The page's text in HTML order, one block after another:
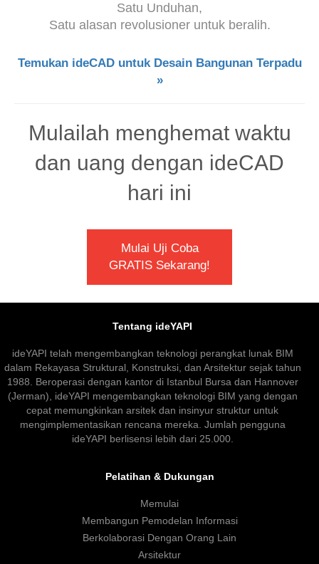
Satu Unduhan,
Satu alasan revolusioner untuk beralih.
Temukan ideCAD untuk Desain Bangunan Terpadu
»
Mulailah menghemat waktu
dan uang dengan ideCAD
hari ini
Mulai Uji Coba
GRATIS Sekarang!
Tentang ideYAPI
ideYAPI telah mengembangkan teknologi perangkat lunak BIM
dalam Rekayasa Struktural, Konstruksi, dan Arsitektur sejak tahun
1988. Beroperasi dengan kantor di Istanbul Bursa dan Hannover
(Jerman), ideYAPI mengembangkan teknologi BIM yang dengan
cepat memungkinkan arsitek dan insinyur struktur untuk
mengimplementasikan rencana mereka. Jumlah pengguna
ideYAPI berlisensi lebih dari 25.000.
Pelatihan & Dukungan
Memulai
Membangun Pemodelan Informasi
Berkolaborasi Dengan Orang Lain
Arsitektur